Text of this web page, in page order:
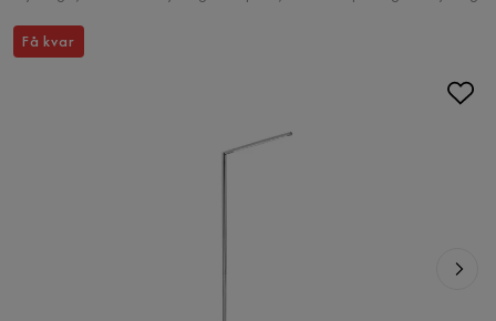
Få kvar